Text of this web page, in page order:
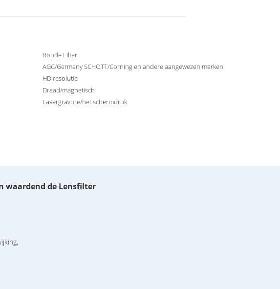
Ronde Filter
AGC/Germany SCHOTT/Corning en andere aangewezen merken
HD resolutie
Draad/magnetisch
Lasergravure/het schermdruk
waardend de Lensfilter